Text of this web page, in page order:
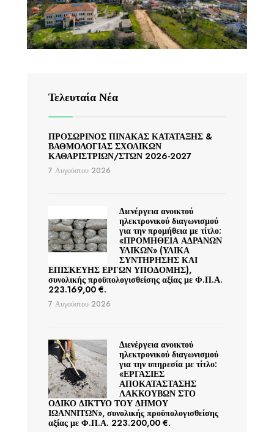
Τελευταία Νέα
ΠΡΟΣΩΡΙΝΟΣ ΠΙΝΑΚΑΣ ΚΑΤΑΤΑΞΗΣ &
ΒΑΘΜΟΛΟΓΙΑΣ ΣΧΟΛΙΚΩΝ
ΚΑΘΑΡΙΣΤΡΙΩΝ/ΣΤΩΝ 2026-2027
7 Αυγούστου 2026
Διενέργεια ανοικτού
ηλεκτρονικού διαγωνισμού
για την προμήθεια με τίτλο:
«ΠΡΟΜΗΘΕΙΑ ΑΔΡΑΝΩΝ
ΥΛΙΚΩΝ» (ΥΛΙΚΑ
ΣΥΝΤΗΡΗΣΗΣ ΚΑΙ
ΕΠΙΣΚΕΥΗΣ ΕΡΓΩΝ ΥΠΟΔΟΜΗΣ),
συνολικής προϋπολογισθείσης αξίας με Φ.Π.Α.
223.169,00 €.
7 Αυγούστου 2026
Διενέργεια ανοικτού
ηλεκτρονικού διαγωνισμού
για την υπηρεσία με τίτλο:
«ΕΡΓΑΣΙΕΣ
ΑΠΟΚΑΤΑΣΤΑΣΗΣ
ΛΑΚΚΟΥΒΩΝ ΣΤΟ
ΟΔΙΚΟ ΔΙΚΤΥΟ ΤΟΥ ΔΗΜΟΥ
ΙΩΑΝΝΙΤΩΝ», συνολικής προϋπολογισθείσης
αξίας με Φ.Π.Α. 223.200,00 €.